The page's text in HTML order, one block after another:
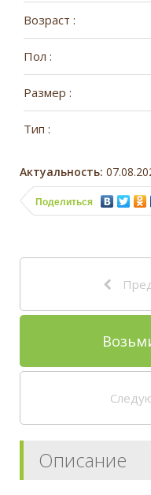
Возраст :
Пол :
Размер :
Тип :
Актуальность:
Поделиться
Описание